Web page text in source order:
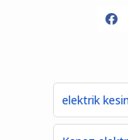
elektrik